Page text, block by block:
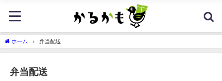
ホーム 弁当配送
弁当配送